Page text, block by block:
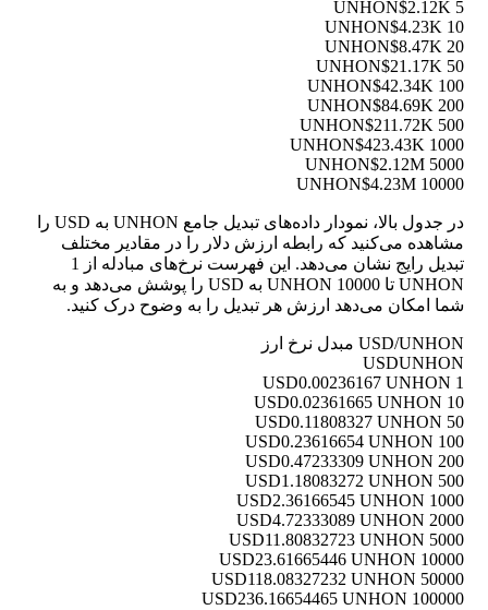
5 UNHON
$2.12K
10 UNHON
$4.23K
20 UNHON
$8.47K
50 UNHON
$21.17K
100 UNHON
$42.34K
200 UNHON
$84.69K
500 UNHON
$211.72K
1000 UNHON
$423.43K
5000 UNHON
$2.12M
10000 UNHON
$4.23M
در جدول بالا، نمودار داده‌های تبدیل جامع UNHON به USD را
مشاهده می‌کنید که رابطه ارزش دلار را در مقادیر مختلف
تبدیل رایج نشان می‌دهد. این فهرست نرخ‌های مبادله از 1
UNHON تا 10000 UNHON به USD را پوشش می‌دهد و به
شما امکان می‌دهد ارزش هر تبدیل را به وضوح درک کنید.
USD/UNHON مبدل نرخ ارز
USDUNHON
1 USD
0.00236167 UNHON
10 USD
0.02361665 UNHON
50 USD
0.11808327 UNHON
100 USD
0.23616654 UNHON
200 USD
0.47233309 UNHON
500 USD
1.18083272 UNHON
1000 USD
2.36166545 UNHON
2000 USD
4.72333089 UNHON
5000 USD
11.80832723 UNHON
10000 USD
23.61665446 UNHON
50000 USD
118.08327232 UNHON
100000 USD
236.16654465 UNHON